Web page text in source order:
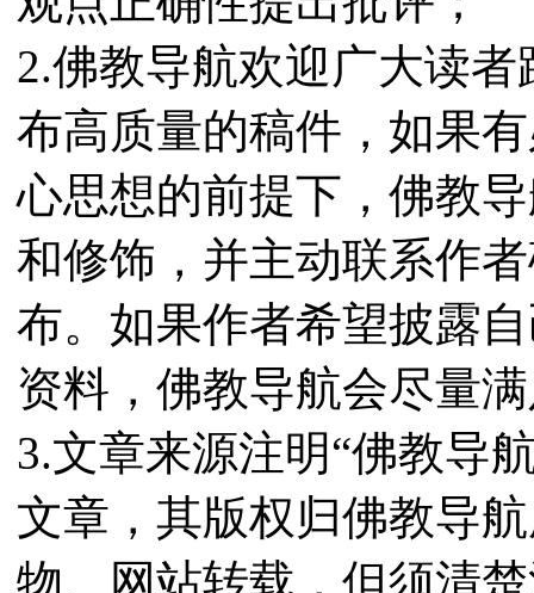
2.佛教导航欢迎广大读
布高质量的稿件，如果
心思想的前提下，佛教
和修饰，并主动联系作
布。如果作者希望披露
资料，佛教导航会尽量
3.文章来源注明“佛教导
文章，其版权归佛教导
物、网站转载，但须清